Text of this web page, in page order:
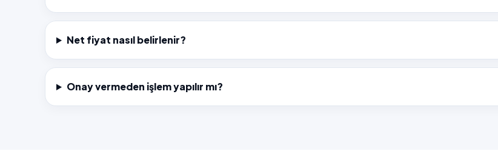
Net fiyat nasıl belirlenir?
Onay vermeden işlem yapılır mı?